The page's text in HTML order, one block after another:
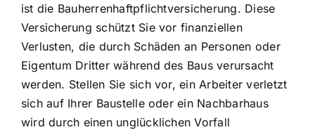
ist die Bauherrenhaftpflichtversicherung. Diese
Versicherung schützt Sie vor finanziellen
Verlusten, die durch Schäden an Personen oder
Eigentum Dritter während des Baus verursacht
werden. Stellen Sie sich vor, ein Arbeiter verletzt
sich auf Ihrer Baustelle oder ein Nachbarhaus
wird durch einen unglücklichen Vorfall